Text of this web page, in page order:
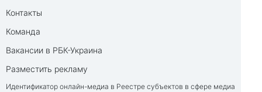
Контакты
Команда
Вакансии в РБК-Украина
Разместить рекламу
Идентификатор онлайн-медиа в Реестре субъектов в сфере медиа